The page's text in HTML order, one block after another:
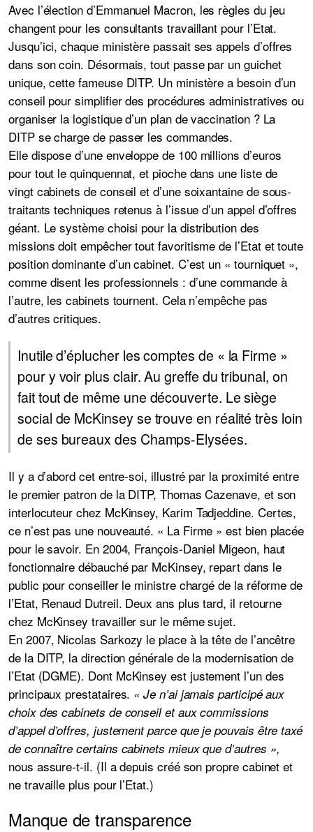
Avec l’élection d’Emmanuel Macron, les règles du jeu
changent pour les consultants travaillant pour l’Etat.
Jusqu’ici, chaque ministère passait ses appels d’offres
dans son coin. Désormais, tout passe par un guichet
unique, cette fameuse DITP. Un ministère a besoin d’un
conseil pour simplifier des procédures administratives ou
organiser la logistique d’un plan de vaccination ? La
DITP se charge de passer les commandes.
Elle dispose d’une enveloppe de 100 millions d’euros
pour tout le quinquennat, et pioche dans une liste de
vingt cabinets de conseil et d’une soixantaine de sous-
traitants techniques retenus à l’issue d’un appel d’offres
géant. Le système choisi pour la distribution des
missions doit empêcher tout favoritisme de l’Etat et toute
position dominante d’un cabinet. C’est un « tourniquet »,
comme disent les professionnels : d’une commande à
l’autre, les cabinets tournent. Cela n’empêche pas
d’autres critiques.
Inutile d’éplucher les comptes de « la Firme »
pour y voir plus clair. Au greffe du tribunal, on
fait tout de même une découverte. Le siège
social de McKinsey se trouve en réalité très loin
de ses bureaux des Champs-Elysées.
Il y a d’abord cet entre-soi, illustré par la proximité entre
le premier patron de la DITP, Thomas Cazenave, et son
interlocuteur chez McKinsey, Karim Tadjeddine. Certes,
ce n’est pas une nouveauté. « La Firme » est bien placée
pour le savoir. En 2004, François-Daniel Migeon, haut
fonctionnaire débauché par McKinsey, repart dans le
public pour conseiller le ministre chargé de la réforme de
l’Etat, Renaud Dutreil. Deux ans plus tard, il retourne
chez McKinsey travailler sur le même sujet.
En 2007, Nicolas Sarkozy le place à la tête de l’ancêtre
de la DITP, la direction générale de la modernisation de
l’Etat (DGME). Dont McKinsey est justement l’un des
principaux prestataires. « Je n’ai jamais participé aux
choix des cabinets de conseil et aux commissions
d’appel d’offres, justement parce que je pouvais être taxé
de connaître certains cabinets mieux que d’autres »,
nous assure-t-il. (Il a depuis créé son propre cabinet et
ne travaille plus pour l’Etat.)
Manque de transparence